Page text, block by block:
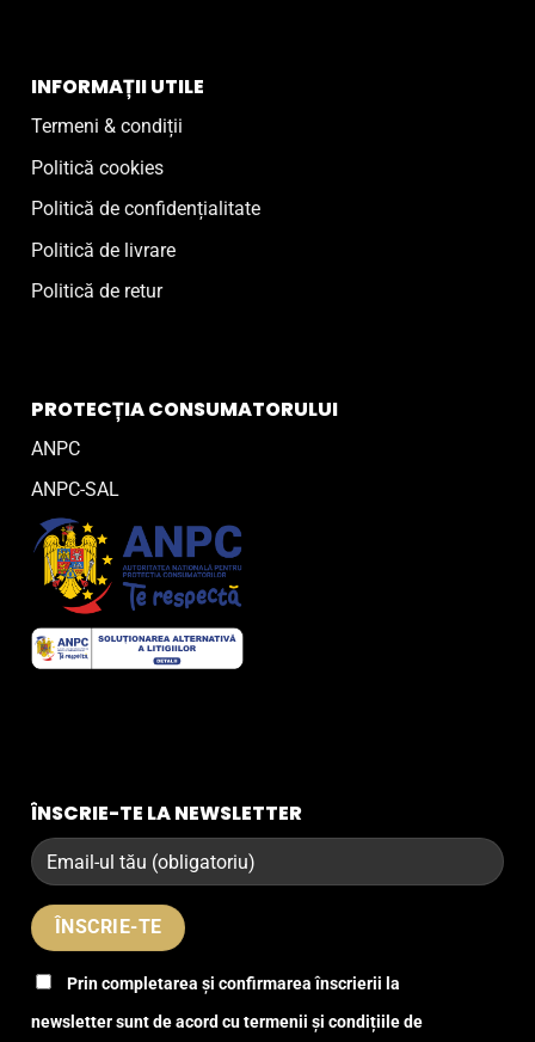
INFORMAȚII UTILE
Termeni & condiții
Politică cookies
Politică de confidențialitate
Politică de livrare
Politică de retur
PROTECȚIA CONSUMATORULUI
ANPC
ANPC-SAL
ÎNSCRIE-TE LA NEWSLETTER
Prin completarea și confirmarea înscrierii la
newsletter sunt de acord cu termenii și condițiile de